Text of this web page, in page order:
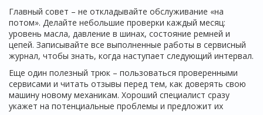
Главный совет – не откладывайте обслуживание «на
потом». Делайте небольшие проверки каждый месяц:
уровень масла, давление в шинах, состояние ремней и
цепей. Записывайте все выполненные работы в сервисный
журнал, чтобы знать, когда наступает следующий интервал.
Еще один полезный трюк – пользоваться проверенными
сервисами и читать отзывы перед тем, как доверять свою
машину новому механикам. Хороший специалист сразу
укажет на потенциальные проблемы и предложит их